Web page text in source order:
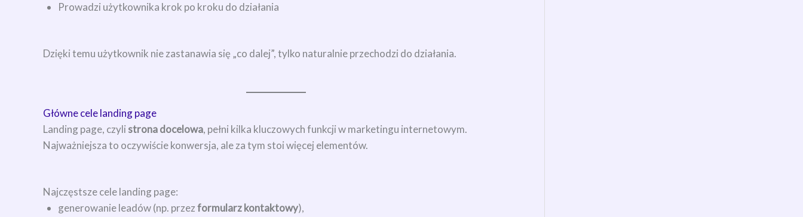
Prowadzi użytkownika krok po kroku do działania
Dzięki temu użytkownik nie zastanawia się „co dalej”, tylko naturalnie przechodzi do działania.
Główne cele landing page
Landing page, czyli strona docelowa, pełni kilka kluczowych funkcji w marketingu internetowym.
Najważniejsza to oczywiście konwersja, ale za tym stoi więcej elementów.
Najczęstsze cele landing page:
generowanie leadów (np. przezformularz kontaktowy),